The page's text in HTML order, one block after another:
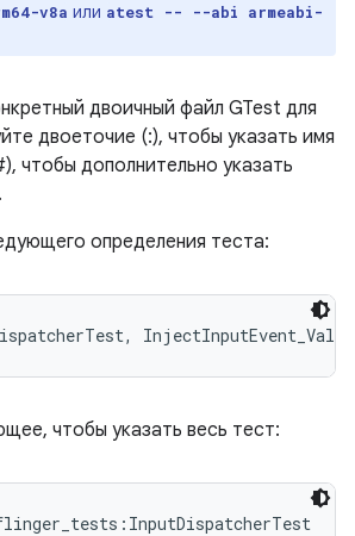
v8a или atest -- --abi armeabi-
двоичный файл GTest для
двоеточие (:), чтобы указать имя
чтобы дополнительно указать
определения теста:
чтобы указать весь тест: